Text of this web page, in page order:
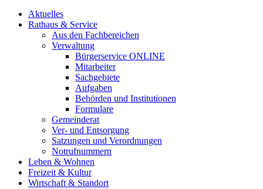
Aktuelles
Rathaus & Service
Aus den Fachbereichen
Verwaltung
Bürgerservice ONLINE
Mitarbeiter
Sachgebiete
Aufgaben
Behörden und Institutionen
Formulare
Gemeinderat
Ver- und Entsorgung
Satzungen und Verordnungen
Notrufnummern
Leben & Wohnen
Freizeit & Kultur
Wirtschaft & Standort